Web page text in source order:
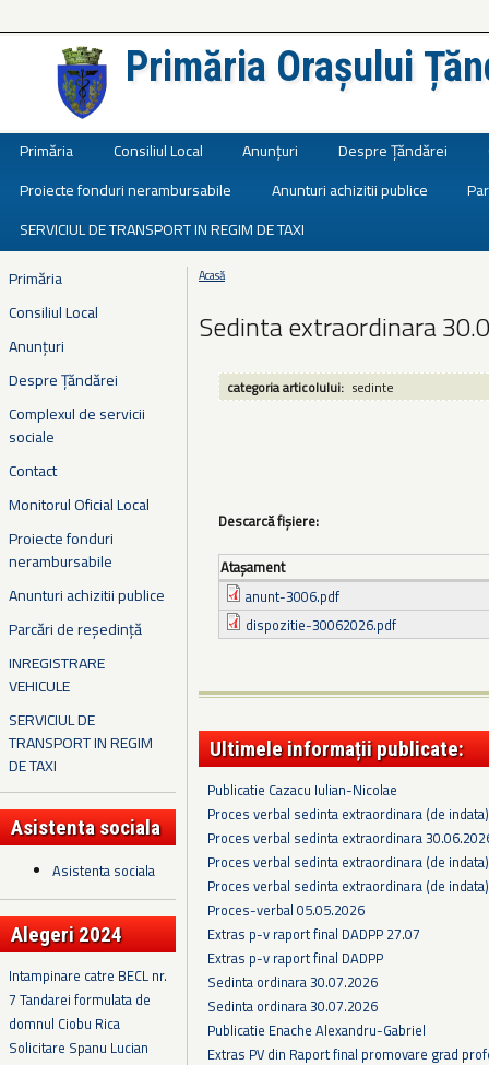
Primăria Orașului
Primăria Consiliul Local Anunțuri Despre Țăndărei
Proiecte fonduri nerambursabile
Anunturi achizitii publice
SERVICIUL DE TRANSPORT IN REGIM DE TAXI
Primăria
Consiliul Local
Anunțuri
Despre Țăndărei
Complexul de servicii
sociale
Contact
Monitorul Oficial Local
Proiecte fonduri
nerambursabile
Anunturi achizitii publice
Parcări de reședință
INREGISTRARE
VEHICULE
SERVICIUL DE
TRANSPORT IN REGIM
DE TAXI
Asistenta sociala
Asistenta sociala
Alegeri 2024
Intampinare catre BECL nr.
7 Tandarei formulata de
domnul Ciobu Rica
Solicitare Spanu Lucian
Eşti aici
Acasă
Sedinta extraordinara
categoria articolului: sedinte
Descarcă fișiere:
Ataşament
anunt-3006.pdf
dispozitie-30062026.pdf
Ultimele informații publicate:
Publicatie Cazacu Iulian-Nicolae
Proces verbal sedinta extraordinara (de
Proces verbal sedinta extraordinara
Proces verbal sedinta extraordinara (de
Proces verbal sedinta extraordinara (de
Proces-verbal 05.05.2026
Extras p-v raport final DADPP 27.07
Extras p-v raport final DADPP
Sedinta ordinara 30.07.2026
Sedinta ordinara 30.07.2026
Publicatie Enache Alexandru-Gabriel
Extras PV din Raport final promovare grad